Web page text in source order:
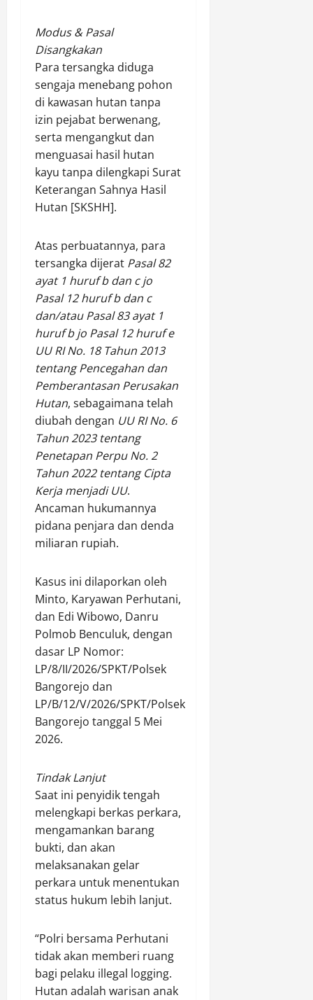
Modus & Pasal
Disangkakan
Para tersangka diduga
sengaja menebang pohon
di kawasan hutan tanpa
izin pejabat berwenang,
serta mengangkut dan
menguasai hasil hutan
kayu tanpa dilengkapi Surat
Keterangan Sahnya Hasil
Hutan [SKSHH].
Atas perbuatannya, para
tersangka dijerat Pasal 82
ayat 1 huruf b dan c jo
Pasal 12 huruf b dan c
dan/atau Pasal 83 ayat 1
huruf b jo Pasal 12 huruf e
UU RI No. 18 Tahun 2013
tentang Pencegahan dan
Pemberantasan Perusakan
Hutan, sebagaimana telah
diubah dengan UU RI No. 6
Tahun 2023 tentang
Penetapan Perpu No. 2
Tahun 2022 tentang Cipta
Kerja menjadi UU.
Ancaman hukumannya
pidana penjara dan denda
miliaran rupiah.
Kasus ini dilaporkan oleh
Minto, Karyawan Perhutani,
dan Edi Wibowo, Danru
Polmob Benculuk, dengan
dasar LP Nomor:
LP/8/II/2026/SPKT/Polsek
Bangorejo dan
LP/B/12/V/2026/SPKT/Polsek
Bangorejo tanggal 5 Mei
2026.
Tindak Lanjut
Saat ini penyidik tengah
melengkapi berkas perkara,
mengamankan barang
bukti, dan akan
melaksanakan gelar
perkara untuk menentukan
status hukum lebih lanjut.
“Polri bersama Perhutani
tidak akan memberi ruang
bagi pelaku illegal logging.
Hutan adalah warisan anak